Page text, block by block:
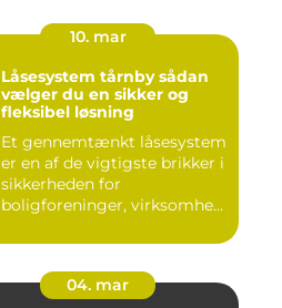
10. mar
Låsesystem tårnby sådan
vælger du en sikker og
fleksibel løsning
Et gennemtænkt låsesystem
er en af de vigtigste brikker i
sikkerheden for
boligforeninger, virksomhe...
04. mar